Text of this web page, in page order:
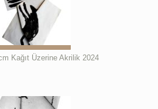
Kağıt Üzerine Akrilik 2024